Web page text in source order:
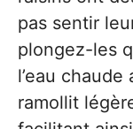
pas sentir
plongez-les
l’eau
ramollit